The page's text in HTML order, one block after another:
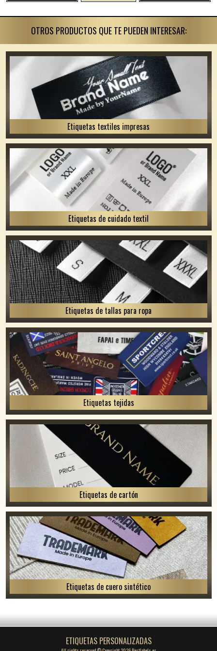
OTROS PRODUCTOS QUE TE PUEDEN INTERESAR:
Etiquetas textiles impresas
Etiquetas de cuidado textil
Etiquetas de tallas para ropa
Etiquetas tejidas
Etiquetas de cartón
Etiquetas de cuero sintético
ETIQUETAS PERSONALIZADAS